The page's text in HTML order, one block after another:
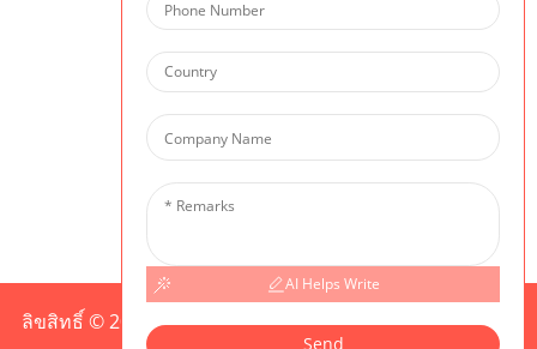
ลิขสิทธิ์ © 2025 CIS สงวนลิขสิทธิ์ทุกประการแผนผังเว็บไซต์
AI Helps Write
Send